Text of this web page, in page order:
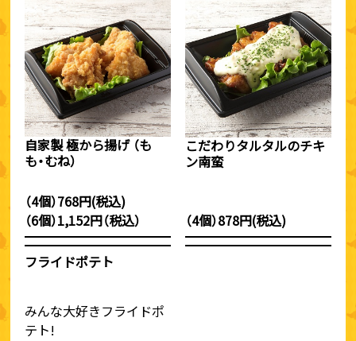
自家製 極から揚げ （も
も・むね）
（4個）768円(税込)
（6個）1,152円（税込）
こだわりタルタルのチキ
ン南蛮
（4個）878円(税込)
フライドポテト
みんな大好きフライドポ
テト!